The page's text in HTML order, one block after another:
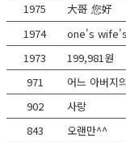
1975
大哥 您好
1974
one's
1973
199,981원
971
어느 아버지
902
사랑
843
오랜만^^